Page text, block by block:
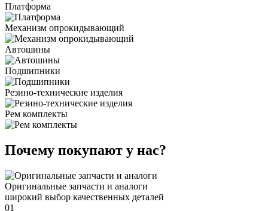
Платформа
Механизм опрокидывающий
Автошины
Подшипники
Резино-технические изделия
Рем комплекты
Почему покупают у нас?
Оригинальные запчасти и аналоги
широкий выбор качественных деталей
01